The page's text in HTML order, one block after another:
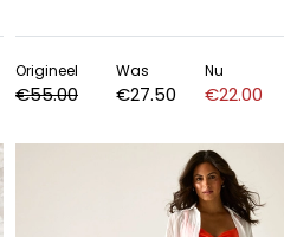
Origineel
€55.00
Was
€27.50
Nu
€22.00